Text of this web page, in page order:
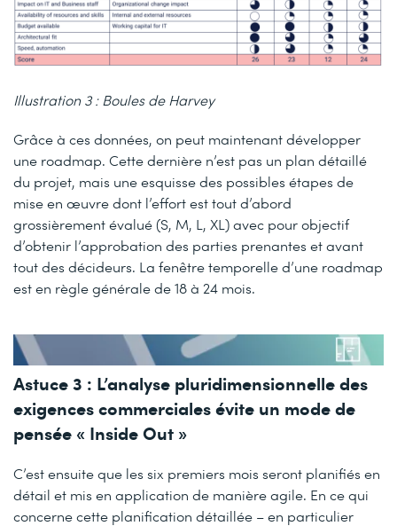
Illustration 3 : Boules de Harvey
Grâce à ces données, on peut maintenant développer
une roadmap. Cette dernière n’est pas un plan détaillé
du projet, mais une esquisse des possibles étapes de
mise en œuvre dont l’effort est tout d’abord
grossièrement évalué (S, M, L, XL) avec pour objectif
d’obtenir l’approbation des parties prenantes et avant
tout des décideurs. La fenêtre temporelle d’une roadmap
est en règle générale de 18 à 24 mois.
Astuce 3 : L’analyse pluridimensionnelle des
exigences commerciales évite un mode de
pensée « Inside Out »
C’est ensuite que les six premiers mois seront planifiés en
détail et mis en application de manière agile. En ce qui
concerne cette planification détaillée – en particulier